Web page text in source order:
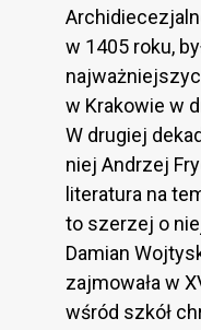
w 1405 roku,
w Krakowie w
W drugiej
niej Andrzej
literatura na
to szerzej o
Damian
zajmowała w
wśród szkół